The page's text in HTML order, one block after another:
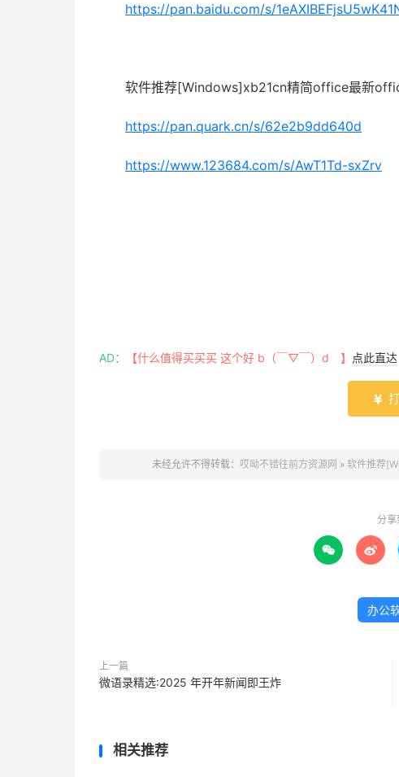
https://pan.baidu.com/s/
软件推荐[Windows]xb21cn精简office最新
https://pan.quark.cn/s/62e2b9dd640d
https://www.123684.com/s/AwT1Td-sxZrv
AD： 【什么值得买买买 这个好 b（￣▽￣）d 】 点此直达

未经允许不得转载： 哎呦不错往前方资源网 » 软件推荐
分享
 
办公
上一篇
微语录精选:2025 年开年新闻即王炸
相关推荐